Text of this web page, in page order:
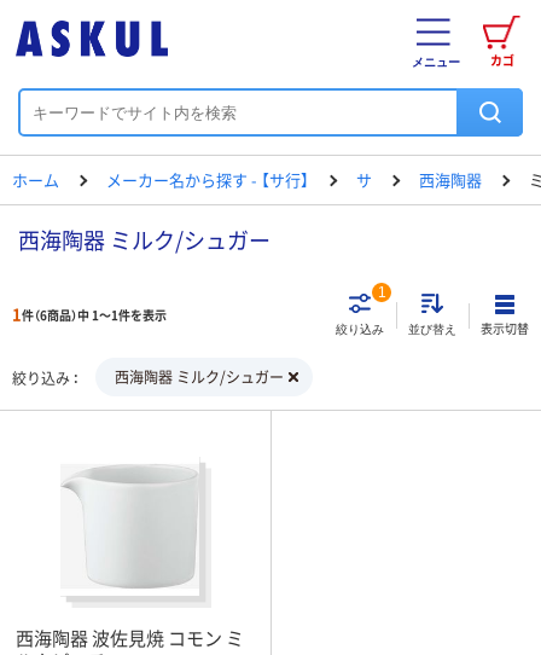
カゴ
メニュー
ホーム メーカー名から探す - 【サ行】 サ 西海陶器
西海陶器 ミルク/シュガー
1件（6商品）中 1～1件を表示
絞り込み
1
並び替え 表示切替
絞り込み 西海陶器 ミルク/シュガー
西海陶器 波佐見焼 コモン ミ